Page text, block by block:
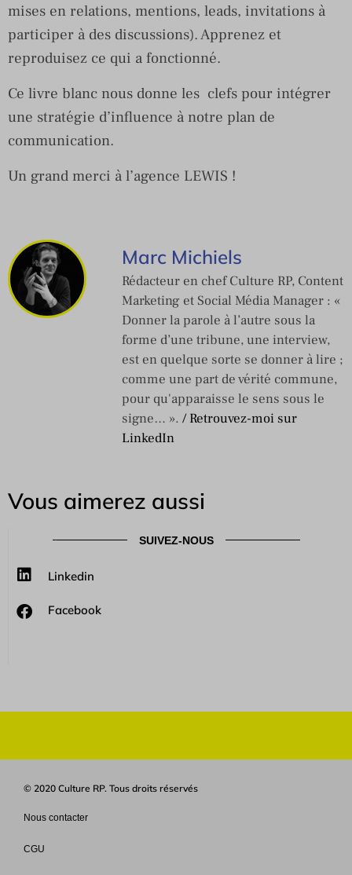
mises en relations, mentions, leads, invitations à
participer à des discussions). Apprenez et
reproduisez ce qui a fonctionné.
Ce livre blanc nous donne les clefs pour intégrer
une stratégie d’influence à notre plan de
communication.
Un grand merci à l’agence LEWIS !
Marc Michiels
Rédacteur en chef Culture RP, Content
Marketing et Social Média Manager : «
Donner la parole à l’autre sous la
forme d’une tribune, une interview,
est en quelque sorte se donner à lire ;
comme une part de vérité commune,
pour qu'apparaisse le sens sous le
signe… ». / Retrouvez-moi sur
LinkedIn
Vous aimerez aussi
SUIVEZ-NOUS
Linkedin
Facebook
© 2020 Culture RP. Tous droits réservés
Nous contacter
CGU